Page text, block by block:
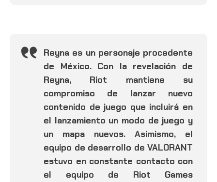
Reyna es un personaje procedente
de México. Con la revelación de
Reyna, Riot mantiene su
compromiso de lanzar nuevo
contenido de juego que incluirá en
el lanzamiento un modo de juego y
un mapa nuevos. Asimismo, el
equipo de desarrollo de VALORANT
estuvo en constante contacto con
el equipo de Riot Games